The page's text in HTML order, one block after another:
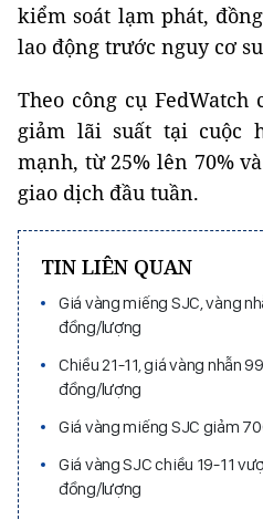
kiểm soát lạm phát,
lao động trước nguy cơ
Theo công cụ FedWatch
giảm lãi suất tại cuộc
mạnh, từ 25% lên 70%
giao dịch đầu tuần.
TIN LIÊN QUAN
Giá vàng miếng SJC, vàng
đồng/lượng
Chiều 21-11, giá vàng nhẫn
đồng/lượng
Giá vàng miếng SJC giảm
Giá vàng SJC chiều 19-11
đồng/lượng